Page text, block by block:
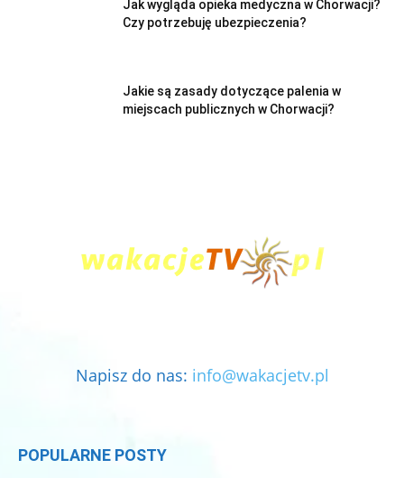
Jak wygląda opieka medyczna w Chorwacji?
Czy potrzebuję ubezpieczenia?
Jakie są zasady dotyczące palenia w
miejscach publicznych w Chorwacji?
Napisz do nas: info@wakacjetv.pl
POPULARNE POSTY